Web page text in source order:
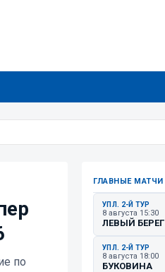
по
ГЛАВНЫЕ МАТЧИ
УПЛ. 2-Й ТУР
8 августа 15:30
ЛЕВЫЙ БЕРЕГ
УПЛ. 2-Й ТУР
8 августа 18:00
БУКОВИНА